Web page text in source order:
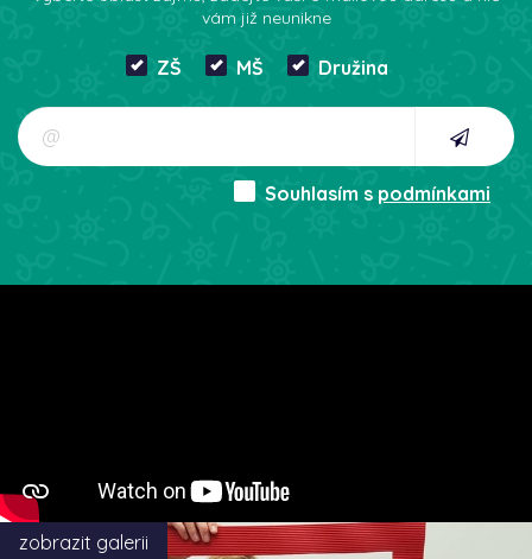
vám již neunikne
ZŠ MŠ Družina
Souhlasím s podmínkami
zobrazit galerii